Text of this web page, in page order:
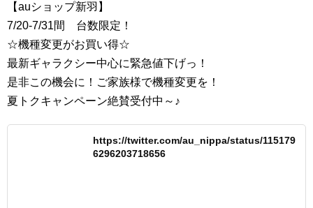
【auショップ新羽】
7/20-7/31間 台数限定！
☆機種変更がお買い得☆
最新ギャラクシー中心に緊急値下げっ！
是非この機会に！ご家族様で機種変更を！
夏トクキャンペーン絶賛受付中～♪
https://twitter.com/au_nippa/status/115179
6296203718656